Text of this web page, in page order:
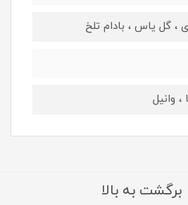
گل ياس ، بادام تلخ
وانيل
برگشت به بالا